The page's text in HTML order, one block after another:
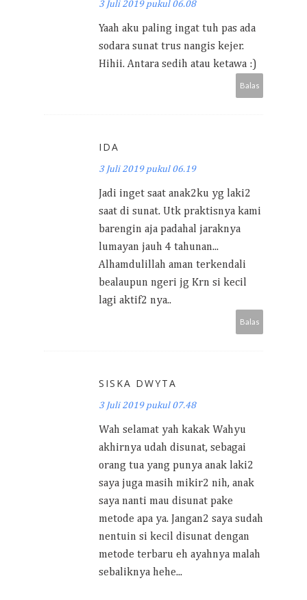
3 Juli 2019 pukul 06.08
Yaah aku paling ingat tuh pas ada
sodara sunat trus nangis kejer.
Hihii. Antara sedih atau ketawa :)
Balas
IDA
3 Juli 2019 pukul 06.19
Jadi inget saat anak2ku yg laki2
saat di sunat. Utk praktisnya kami
barengin aja padahal jaraknya
lumayan jauh 4 tahunan...
Alhamdulillah aman terkendali
bealaupun ngeri jg Krn si kecil
lagi aktif2 nya..
Balas
SISKA DWYTA
3 Juli 2019 pukul 07.48
Wah selamat yah kakak Wahyu
akhirnya udah disunat, sebagai
orang tua yang punya anak laki2
saya juga masih mikir2 nih, anak
saya nanti mau disunat pake
metode apa ya. Jangan2 saya sudah
nentuin si kecil disunat dengan
metode terbaru eh ayahnya malah
sebaliknya hehe...